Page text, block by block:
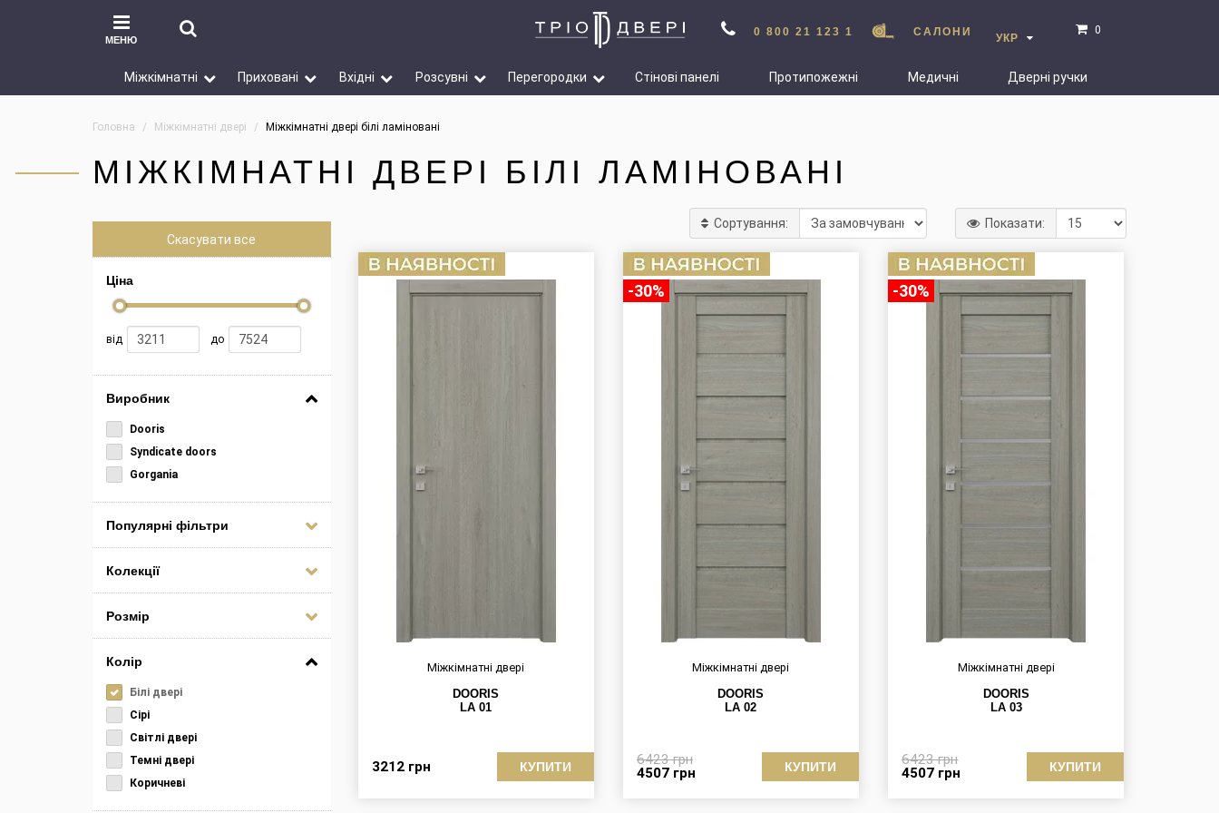
МЕНЮ
0 800 21 123 1 САЛОНИ УКР
0
Міжкімнатні Приховані Вхідні Розсувні Перегородки Стінові панелі Протипожежні Медичні Дверні ручки
Головна Міжкімнатні двері Міжкімнатні двері білі ламіновані
МІЖКІМНАТНІ ДВЕРІ БІЛІ ЛАМІНОВАНІ
Скасувати все
Ціна
від до
Виробник
Dooris
Syndicate doors
Gorgania
Популярні фільтри
Колекції
Розмір
Колір
Білі двері
Сірі
Світлі двері
Темні двері
Коричневі
Сортування: Показати:
Міжкімнатні двері
DOORIS
LA 01
3212 грн КУПИТИ
-30%
Міжкімнатні двері
DOORIS
LA 02
6423грн
4507 грн КУПИТИ
-30%
Міжкімнатні двері
DOORIS
LA 03
6423грн
4507 грн КУПИТИ